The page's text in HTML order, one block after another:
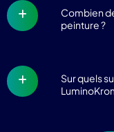
Combien
peinture ?
Sur quels